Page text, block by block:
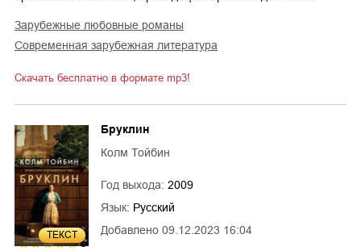
зарубежные любовные романы
современная зарубежная литература
Скачать бесплатно в формате mp3!
ТЕКСТ
5
Добавлено 09.12.2023 16:04
Бруклин
Колм Тойбин
Год выхода: 2009
Язык: Русский